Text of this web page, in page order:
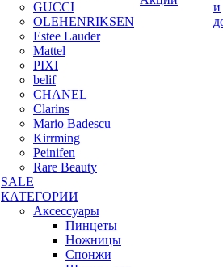
GUCCI
OLEHENRIKSEN
Estee Lauder
Mattel
PIXI
belif
CHANEL
Clarins
Mario Badescu
Kirrming
Peinifen
Rare Beauty
SALE
КАТЕГОРИИ
Аксессуары
Пинцеты
Ножницы
Спонжи
и